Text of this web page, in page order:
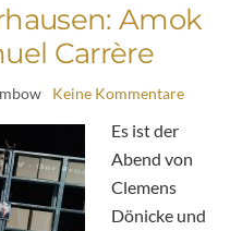
Amok
Carrère
Keine Kommentare
Es ist der
Abend von
Clemens
Dönicke und